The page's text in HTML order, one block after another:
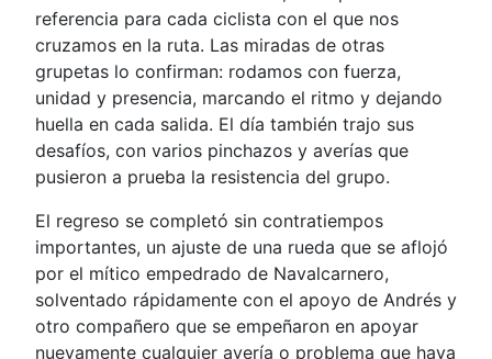
referencia para cada ciclista con el que nos
cruzamos en la ruta. Las miradas de otras
grupetas lo confirman: rodamos con fuerza,
unidad y presencia, marcando el ritmo y dejando
huella en cada salida. El día también trajo sus
desafíos, con varios pinchazos y averías que
pusieron a prueba la resistencia del grupo.
El regreso se completó sin contratiempos
importantes, un ajuste de una rueda que se aflojó
por el mítico empedrado de Navalcarnero,
solventado rápidamente con el apoyo de Andrés y
otro compañero que se empeñaron en apoyar
nuevamente cualquier avería o problema que haya